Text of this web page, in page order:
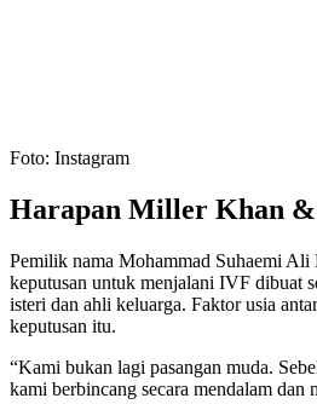
Foto: Instagram
Harapan Miller Khan
Pemilik nama Mohammad Suhaemi Ali
keputusan untuk menjalani IVF dibuat
isteri dan ahli keluarga. Faktor usia
keputusan itu.
“Kami bukan lagi pasangan muda.
kami berbincang secara mendalam dan